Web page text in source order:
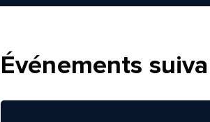
Événements